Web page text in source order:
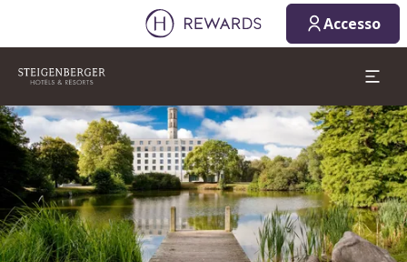
Accesso
Diapositiva 1 di 1